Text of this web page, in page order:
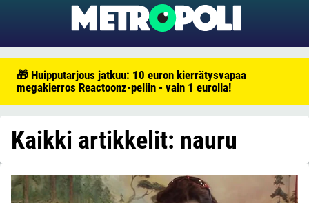
🎁 Huipputarjous jatkuu: 10 euron kierrätysvapaa
megakierros Reactoonz-peliin - vain 1 eurolla!
Kaikki artikkelit: nauru